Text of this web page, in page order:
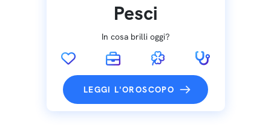
Pesci
In cosa brilli oggi?
LEGGI L'OROSCOPO